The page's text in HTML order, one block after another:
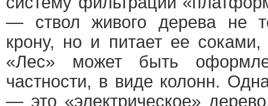
— ствол живого дерева не
крону, но и питает ее
«Лес» может быть
частности, в виде колонн.
— это «электрическое»